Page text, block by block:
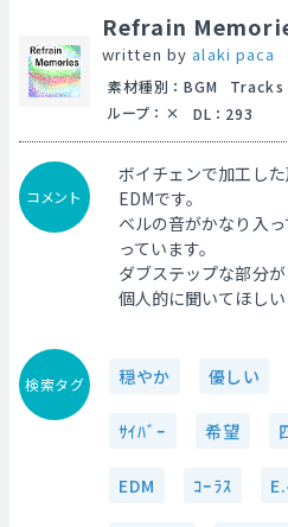
Refrain
written by alaki paca
素材種別 ： BGM Tracks
ループ ： DL ： 293
コメント
ボイチェンで加工し
EDMです。
ベルの音がかなり入
っています。
ダブステップな部分
個人的に聞いてほしい
検索タグ 穏やか 優しい
ｻｲﾊﾞｰ 希望
EDM ｺｰﾗｽ